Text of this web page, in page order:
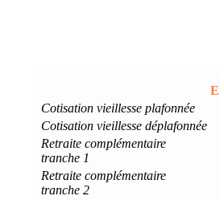
Cotisation vieillesse plafonnée
Cotisation vieillesse déplafonnée
Retraite complémentaire
tranche 1
Retraite complémentaire
tranche 2